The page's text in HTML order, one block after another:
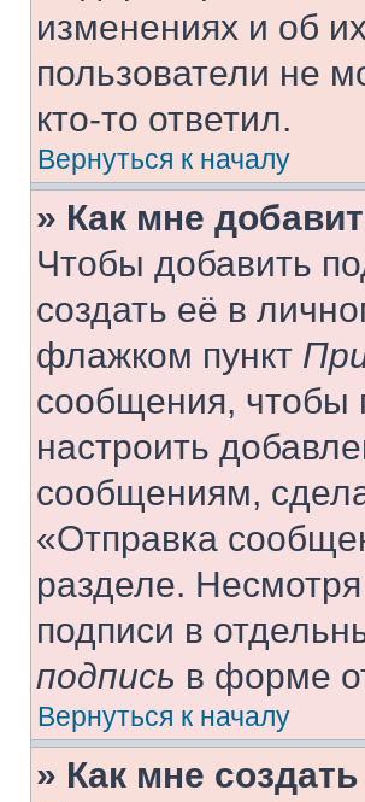
изменениях и об
пользователи не
кто-то ответил.
Вернуться к началу
» Как мне
Чтобы добавить
создать её в
флажком пункт
сообщения, чтобы
настроить
сообщениям,
«Отправка
разделе.
подписи в
подпись в форме
Вернуться к началу
» Как мне